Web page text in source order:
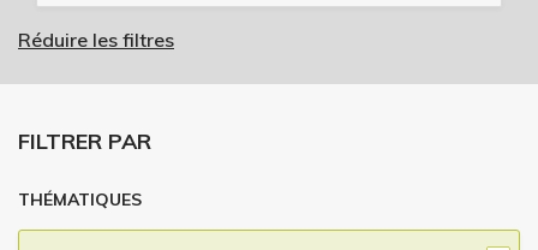
Réduire les filtres
FILTRER PAR
THÉMATIQUES